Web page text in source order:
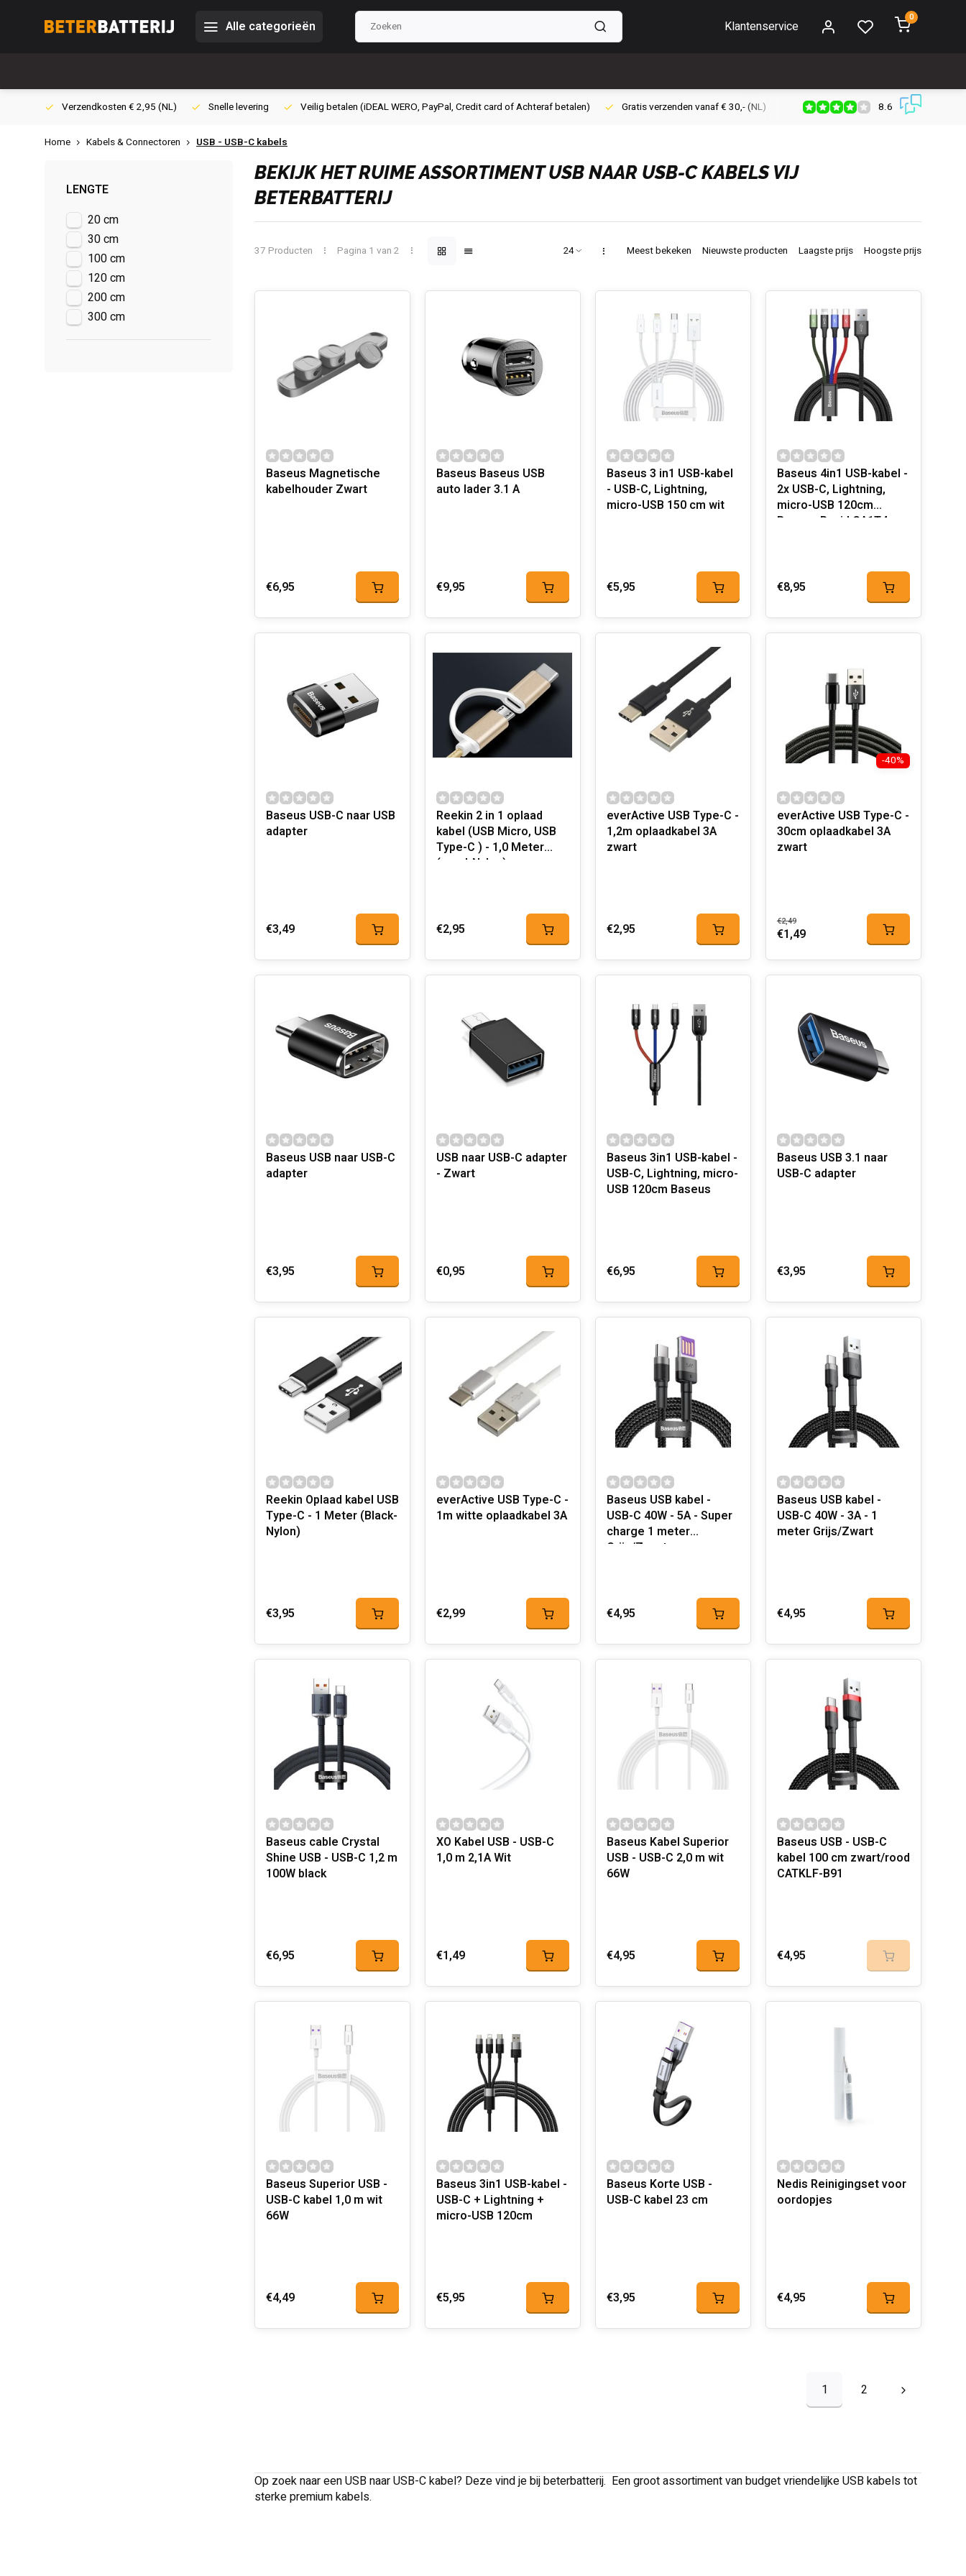
Alle categorieën Klantenservice
0
Verzendkosten € 2,95 (NL) Snelle levering Veilig betalen (iDEAL WERO, PayPal, Credit card of Achteraf betalen) Gratis verzenden vanaf € 30,- (NL) Verzendkosten € 2,95 (NL)
8.6
Home Kabels & Connectoren USB - USB-C kabels
LENGTE
20 cm
30 cm
100 cm
120 cm
200 cm
300 cm
BEKIJK HET RUIME ASSORTIMENT USB NAAR USB-C KABELS VIJ
BETERBATTERIJ
37 Producten Pagina 1 van 2 Meest bekeken Nieuwste producten Laagste prijs Hoogste prijs
Baseus Magnetische
kabelhouder Zwart
€6,95
Baseus Baseus USB
auto lader 3.1 A
€9,95
Baseus 3 in1 USB-kabel
- USB-C, Lightning,
micro-USB 150 cm wit
€5,95
Baseus 4in1 USB-kabel -
2x USB-C, Lightning,
micro-USB 120cm
Baseus Rapid CA1T4-
€8,95
Baseus USB-C naar USB
adapter
€3,49
Reekin 2 in 1 oplaad
kabel (USB Micro, USB
Type-C ) - 1,0 Meter
(goud-Nylon)
€2,95
everActive USB Type-C -
1,2m oplaadkabel 3A
zwart
€2,95
-40%
everActive USB Type-C -
30cm oplaadkabel 3A
zwart
€2,49
€1,49
Baseus USB naar USB-C
adapter
€3,95
USB naar USB-C adapter
- Zwart
€0,95
Baseus 3in1 USB-kabel -
USB-C, Lightning, micro-
USB 120cm Baseus
€6,95
Baseus USB 3.1 naar
USB-C adapter
€3,95
Reekin Oplaad kabel USB
Type-C - 1 Meter (Black-
Nylon)
€3,95
everActive USB Type-C -
1m witte oplaadkabel 3A
€2,99
Baseus USB kabel -
USB-C 40W - 5A - Super
charge 1 meter
Grijs/Zwart
€4,95
Baseus USB kabel -
USB-C 40W - 3A - 1
meter Grijs/Zwart
€4,95
Baseus cable Crystal
Shine USB - USB-C 1,2 m
100W black
€6,95
XO Kabel USB - USB-C
1,0 m 2,1A Wit
€1,49
Baseus Kabel Superior
USB - USB-C 2,0 m wit
66W
€4,95
Baseus USB - USB-C
kabel 100 cm zwart/rood
CATKLF-B91
€4,95
Baseus Superior USB -
USB-C kabel 1,0 m wit
66W
€4,49
Baseus 3in1 USB-kabel -
USB-C + Lightning +
micro-USB 120cm
€5,95
Baseus Korte USB -
USB-C kabel 23 cm
€3,95
Nedis Reinigingset voor
oordopjes
€4,95
1 2
Op zoek naar een USB naar USB-C kabel? Deze vind je bij beterbatterij. Een groot assortiment van budget vriendelijke USB kabels tot
sterke premium kabels.